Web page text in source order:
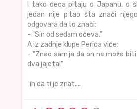
I tako deca pitaju o Japanu, o
jedan nije pitao šta znači
odgovara da to znači:
- "Sin od sedam očeva."
A iz zadnje klupe Perica viče:
- "Znao sam ja da on ne može
dva jajeta!"
ih da ti je znat....